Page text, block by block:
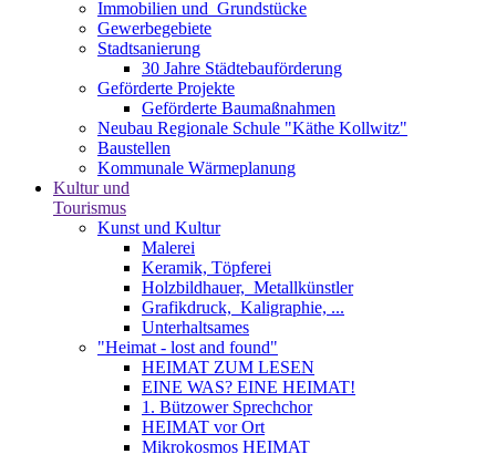
Immobilien und ­ Grundstücke
Gewerbegebiete
Stadtsanierung
30 Jahre Städtebauförderung
Geförderte Projekte
Geförderte Baumaßnahmen
Neubau Regionale Schule "Käthe Kollwitz"
Baustellen
Kommunale Wärmeplanung
Kultur und
Tourismus
Kunst und Kultur
Malerei
Keramik, Töpferei
Holzbildhauer, ­ Metallkünstler
Grafikdruck, ­ Kaligraphie, ...
Unterhaltsames
"Heimat - lost and found"
HEIMAT ZUM LESEN
EINE WAS? EINE HEIMAT!
1. Bützower Sprechchor
HEIMAT vor Ort
Mikrokosmos HEIMAT